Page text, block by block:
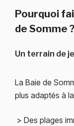
Pourquoi
de Somme ?
Un terrain de
La Baie de
plus adaptés à
> Des plages